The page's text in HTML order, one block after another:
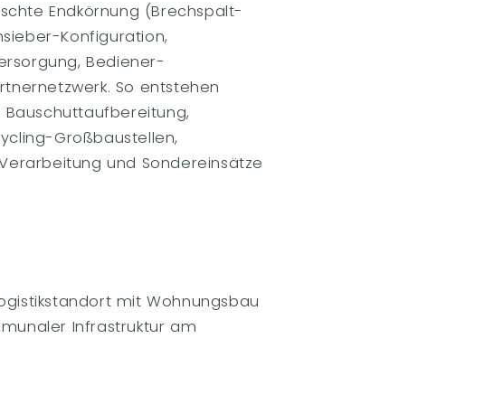
Endkörnung (Brechspalt-
Konfiguration,
Bediener-
So entstehen
Großbaustellen,
und Sondereinsätze
mit Wohnungsbau
Infrastruktur am